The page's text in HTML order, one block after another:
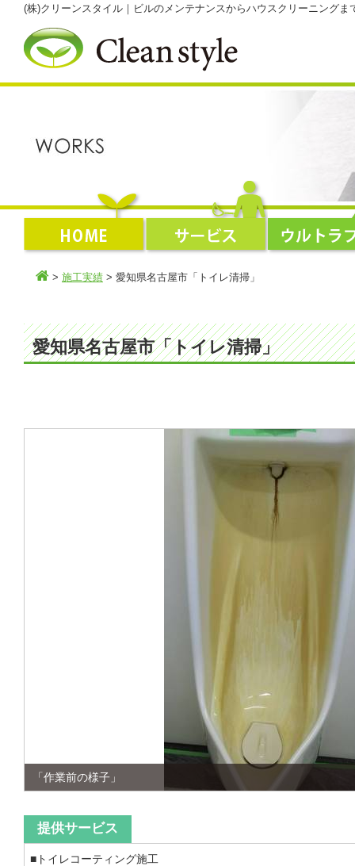
(株)クリーンスタイル｜ビルのメンテナンスからハウスクリーニング
> 施工実績 > 愛知県名古屋市「トイレ清掃」
愛知県名古屋市「トイレ清掃」
「作業前の様子」
提供サービス
■トイレコーティング施工